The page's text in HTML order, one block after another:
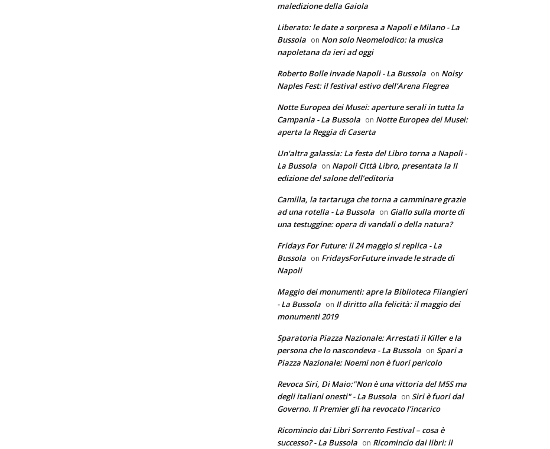
maledizione della Gaiola
Liberato: le date a sorpresa a Napoli e Milano - La
Bussola on Non solo Neomelodico: la musica
napoletana da ieri ad oggi
Roberto Bolle invade Napoli - La Bussola on Noisy
Naples Fest: il festival estivo dell’Arena Flegrea
Notte Europea dei Musei: aperture serali in tutta la
Campania - La Bussola on Notte Europea dei Musei:
aperta la Reggia di Caserta
Un'altra galassia: La festa del Libro torna a Napoli -
La Bussola on Napoli Città Libro, presentata la II
edizione del salone dell’editoria
Camilla, la tartaruga che torna a camminare grazie
ad una rotella - La Bussola on Giallo sulla morte di
una testuggine: opera di vandali o della natura?
Fridays For Future: il 24 maggio si replica - La
Bussola on FridaysForFuture invade le strade di
Napoli
Maggio dei monumenti: apre la Biblioteca Filangieri
- La Bussola on Il diritto alla felicità: il maggio dei
monumenti 2019
Sparatoria Piazza Nazionale: Arrestati il Killer e la
persona che lo nascondeva - La Bussola on Spari a
Piazza Nazionale: Noemi non è fuori pericolo
Revoca Siri, Di Maio:"Non è una vittoria del M5S ma
degli italiani onesti" - La Bussola on Siri è fuori dal
Governo. Il Premier gli ha revocato l’incarico
Ricomincio dai Libri Sorrento Festival – cosa è
successo? - La Bussola on Ricomincio dai libri: il